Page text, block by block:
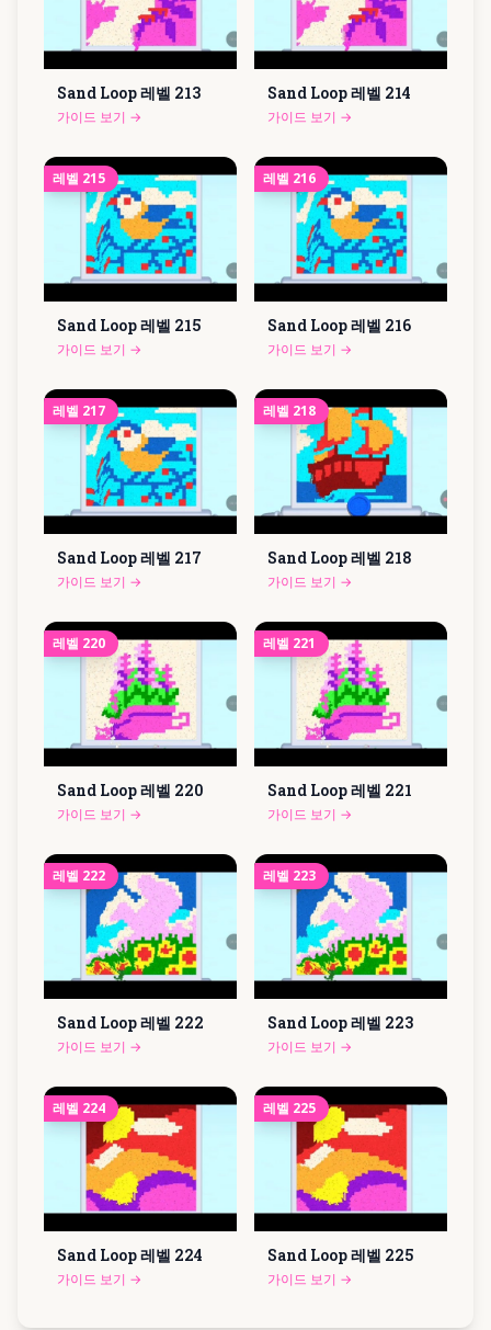
Sand Loop 레벨 213
가이드 보기 →
Sand Loop 레벨 214
가이드 보기 →
레벨 215
Sand Loop 레벨 215
가이드 보기 →
레벨 216
Sand Loop 레벨 216
가이드 보기 →
레벨 217
Sand Loop 레벨 217
가이드 보기 →
레벨 218
Sand Loop 레벨 218
가이드 보기 →
레벨 220
Sand Loop 레벨 220
가이드 보기 →
레벨 221
Sand Loop 레벨 221
가이드 보기 →
레벨 222
Sand Loop 레벨 222
가이드 보기 →
레벨 223
Sand Loop 레벨 223
가이드 보기 →
레벨 224
Sand Loop 레벨 224
가이드 보기 →
레벨 225
Sand Loop 레벨 225
가이드 보기 →